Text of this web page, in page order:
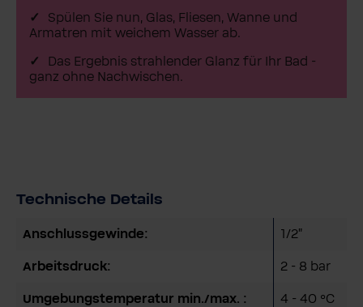
Spülen Sie nun, Glas, Fliesen, Wanne und
Armatren mit weichem Wasser ab.
Das Ergebnis strahlender Glanz für Ihr Bad -
ganz ohne Nachwischen.
Technische Details
Anschlussgewinde: 1/2"
Arbeitsdruck: 2 - 8 bar
Umgebungstemperatur min./max. : 4 - 40 °C